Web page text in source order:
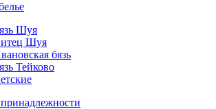
Шуя
Шуя
бязь
Тейково